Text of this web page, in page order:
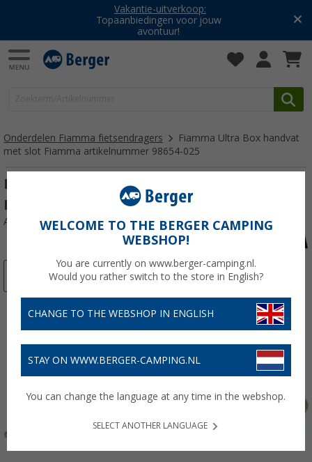
Vakantie-uitverkoop:
Topaanbiedingen voor jouw
avontuur!
Onderdelen Fiamma fietsendragers
Fiamma Ultra Box handvat
met slot Fiamma artikelnummer 98654-025
Fiamma Ultra Box handvat met slot
Fiamma artikelnummer 98654-025
Artikelnr: 695557
-22%
WELCOME TO THE BERGER CAMPING
WEBSHOP!
You are currently on www.berger-camping.nl.
Would you rather switch to the store in English?
CHANGE TO THE WEBSHOP IN ENGLISH
STAY ON WWW.BERGER-CAMPING.NL
You can change the language at any time in the webshop.
SELECT ANOTHER LANGUAGE